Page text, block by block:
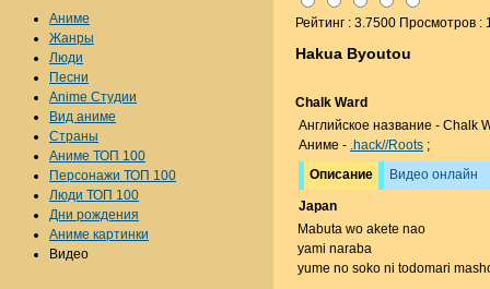
Рейтинг : 3.7500 Просмотров :
Hakua Byoutou
Chalk Ward
Английское название - Chalk
Aниме - .hack//Roots ;
Описание
Видео онлайн
Japan
Mabuta wo akete nao
yami naraba
yume no soko ni todomari
Аниме
Жанры
Люди
Песни
Anime Студии
Вид аниме
Страны
Аниме ТОП 100
Персонажи ТОП 100
Люди ТОП 100
Дни рождения
Аниме картинки
Видео